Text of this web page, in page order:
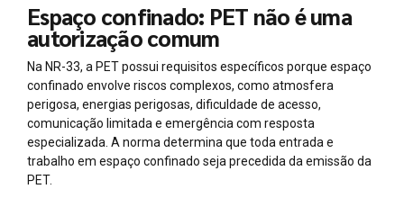
Espaço confinado: PET não é uma
autorização comum
Na NR-33, a PET possui requisitos específicos porque espaço
confinado envolve riscos complexos, como atmosfera
perigosa, energias perigosas, dificuldade de acesso,
comunicação limitada e emergência com resposta
especializada. A norma determina que toda entrada e
trabalho em espaço confinado seja precedida da emissão da
PET.